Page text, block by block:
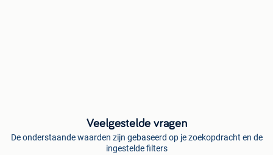
Veelgestelde vragen
De onderstaande waarden zijn gebaseerd op je zoekopdracht en de
ingestelde filters